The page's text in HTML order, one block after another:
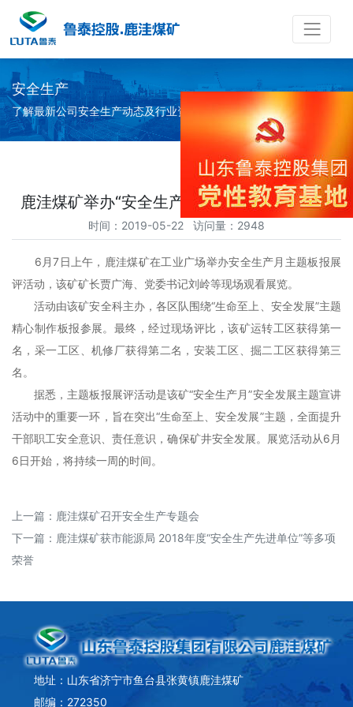
安全生产
了解最新公司安全生产动态及行业资讯
鹿洼煤矿举办“安全生产月”主题板报展评活动
时间：2019-05-22 访问量：2948
6月7日上午，鹿洼煤矿在工业广场举办安全生产月主题板报展
评活动，该矿矿长贾广海、党委书记刘岭等现场观看展览。
活动由该矿安全科主办，各区队围绕“生命至上、安全发展”主题
精心制作板报参展。最终，经过现场评比，该矿运转工区获得第一
名，采一工区、机修厂获得第二名，安装工区、掘二工区获得第三
名。
据悉，主题板报展评活动是该矿“安全生产月”安全发展主题宣讲
活动中的重要一环，旨在突出“生命至上、安全发展”主题，全面提升
干部职工安全意识、责任意识，确保矿井安全发展。展览活动从6月
6日开始，将持续一周的时间。
上一篇： 鹿洼煤矿召开安全生产专题会
下一篇： 鹿洼煤矿获市能源局 2018年度“安全生产先进单位”等多项
荣誉
地址：山东省济宁市鱼台县张黄镇鹿洼煤矿
邮编：272350